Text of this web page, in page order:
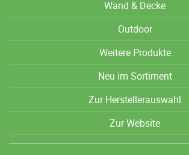
Wand & Decke
Outdoor
Weitere Produkte
Neu im Sortiment
Zur Herstellerauswahl
Zur Website